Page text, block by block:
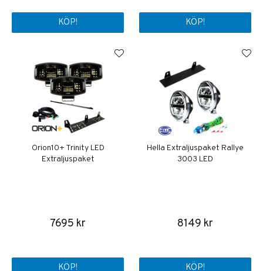
KÖP! KÖP!
Orion10+ Trinity LED
Extraljuspaket
7695 kr
KÖP!
Hella Extraljuspaket Rallye
3003 LED
8149 kr
KÖP!